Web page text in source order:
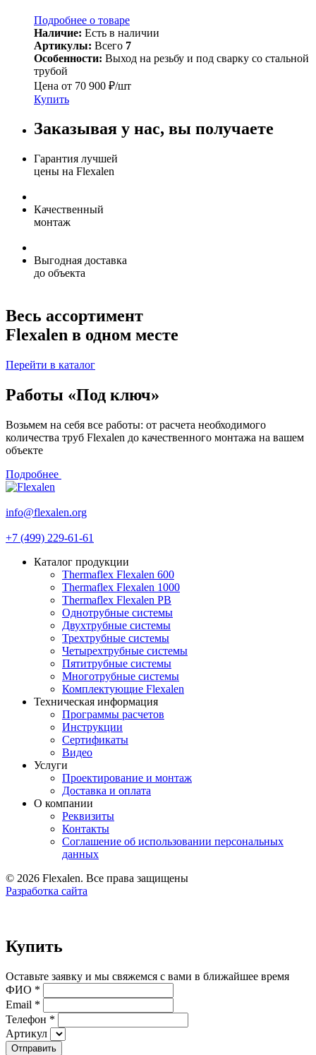
Подробнее о товаре
Наличие: Есть в наличии
Артикулы: Всего 7
Особенности: Выход на резьбу и под сварку со стальной
трубой
Цена от 70 900 ₽/шт
Купить
Заказывая у нас, вы получаете
Гарантия лучшей
цены на Flexalen
Качественный
монтаж
Выгодная доставка
до объекта
Весь ассортимент
Flexalen в одном месте
Перейти в каталог
Работы «Под ключ»
Возьмем на себя все работы: от расчета необходимого
количества труб Flexalen до качественного монтажа на вашем
объекте
Подробнее
info@flexalen.org
+7 (499) 229-61-61
Каталог продукции
Thermaflex Flexalen 600
Thermaflex Flexalen 1000
Thermaflex Flexalen PB
Однотрубные системы
Двухтрубные системы
Трехтрубные системы
Четырехтрубные системы
Пятитрубные системы
Многотрубные системы
Комплектующие Flexalen
Техническая информация
Программы расчетов
Инструкции
Сертификаты
Видео
Услуги
Проектирование и монтаж
Доставка и оплата
О компании
Реквизиты
Контакты
Соглашение об использовании персональных
данных
© 2026 Flexalen. Все права защищены
Разработка сайта
Купить
Оставьте заявку и мы свяжемся с вами в ближайшее время
ФИО *
Email *
Телефон *
Артикул
Отправить